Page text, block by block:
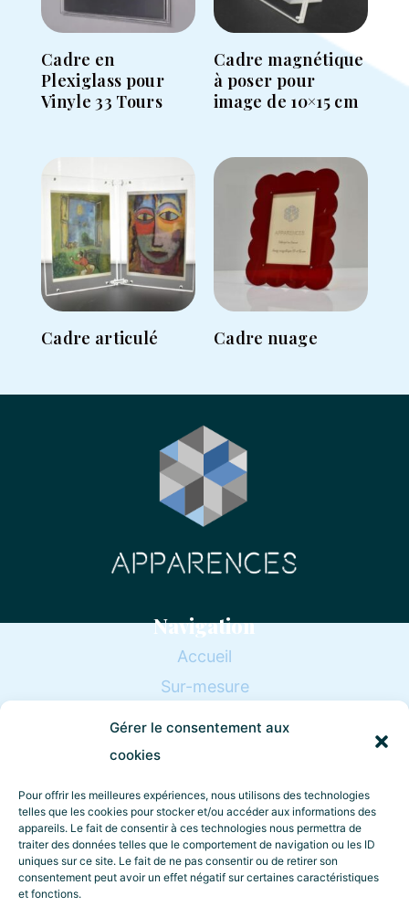
Gérer le consentement aux
cookies
Pour offrir les meilleures expériences, nous utilisons des technologies
telles que les cookies pour stocker et/ou accéder aux informations des
appareils. Le fait de consentir à ces technologies nous permettra de
traiter des données telles que le comportement de navigation ou les ID
uniques sur ce site. Le fait de ne pas consentir ou de retirer son
consentement peut avoir un effet négatif sur certaines caractéristiques
et fonctions.
Cadre en
Plexiglass pour
Vinyle 33 Tours
Cadre magnétique
à poser pour
image de 10×15 cm
Cadre articulé Cadre nuage
Navigation
Accueil
Sur-mesure
Catégories de produits
Encadrements
Socles et Supports de présentation
Affichages prix et Support de communication